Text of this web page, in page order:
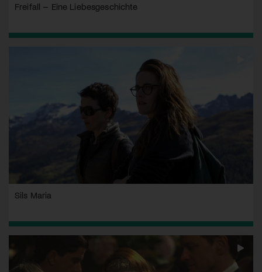
Freifall – Eine Liebesgeschichte
Sils Maria